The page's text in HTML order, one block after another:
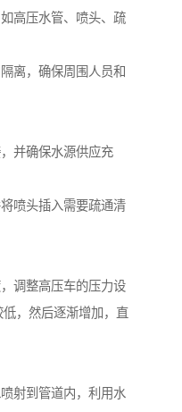
高压水管、喷头、疏
离，确保周围人员和
并确保水源供应充
喷头插入需要疏通清
调整高压车的压力设
，然后逐渐增加，直
射到管道内，利用水